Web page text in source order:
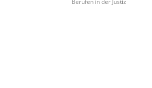
Berufen in der Justiz